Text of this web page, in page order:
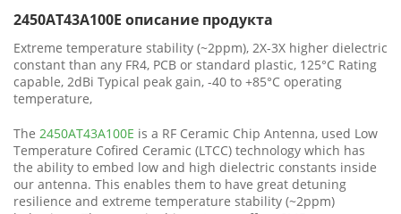
2450AT43A100E описание продукта
Extreme temperature stability (~2ppm), 2X-3X higher dielectric
constant than any FR4, PCB or standard plastic, 125°C Rating
capable, 2dBi Typical peak gain, -40 to +85°C operating
temperature,
The 2450AT43A100E is a RF Ceramic Chip Antenna, used Low
Temperature Cofired Ceramic (LTCC) technology which has
the ability to embed low and high dielectric constants inside
our antenna. This enables them to have great detuning
resilience and extreme temperature stability (~2ppm)